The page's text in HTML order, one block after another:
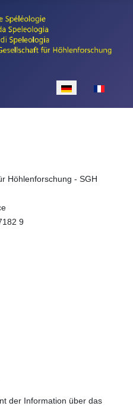
Sprache
Höhlenforschung - SGH
9
der Information über das